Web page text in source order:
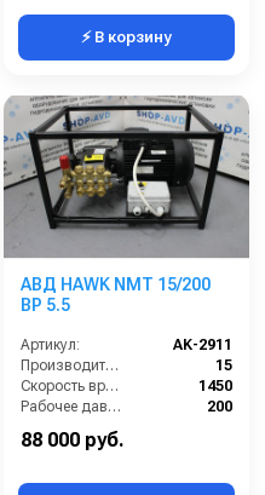
⚡ В корзину
АВД HAWK NMT 15/200
BP 5.5
Артикул:
AK-2911
Производительность (л/мин):
15
Скорость вращения (об/мин):
1450
Рабочее давление (бар):
200
Мощность (кВт):
88 000 руб.